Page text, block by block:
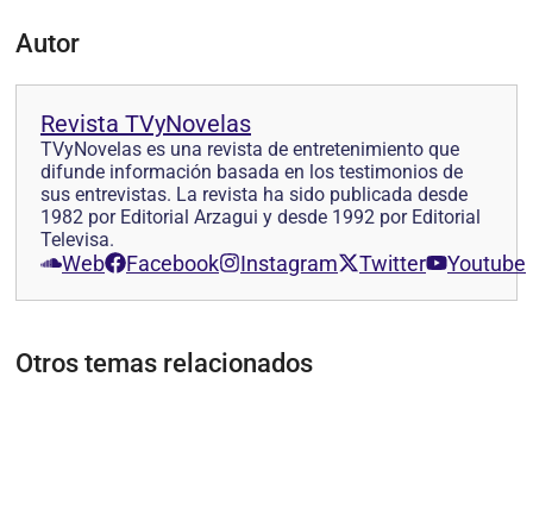
Autor
Revista TVyNovelas
TVyNovelas es una revista de entretenimiento que
difunde información basada en los testimonios de
sus entrevistas. La revista ha sido publicada desde
1982 por Editorial Arzagui y desde 1992 por Editorial
Televisa.
Web Facebook Instagram Twitter Youtube
Otros temas relacionados